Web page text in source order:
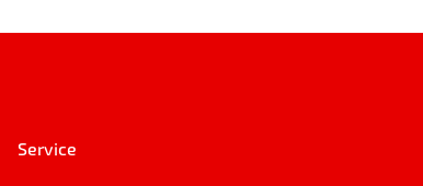
Service